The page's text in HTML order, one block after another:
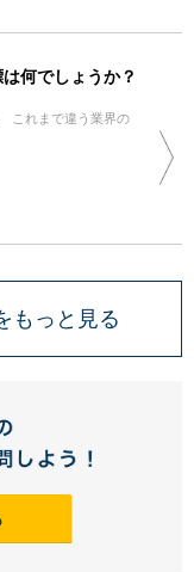
何でしょうか？
これまで違う業界の
もっと見る